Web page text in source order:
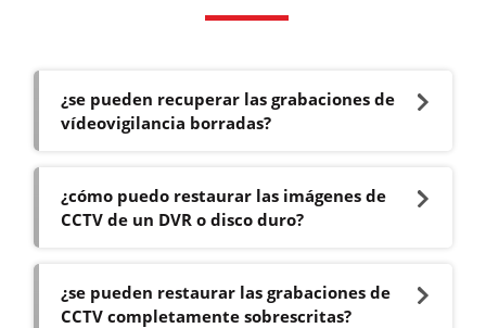
¿se pueden recuperar las grabaciones de
vídeovigilancia borradas?
¿cómo puedo restaurar las imágenes de
CCTV de un DVR o disco duro?
¿se pueden restaurar las grabaciones de
CCTV completamente sobrescritas?